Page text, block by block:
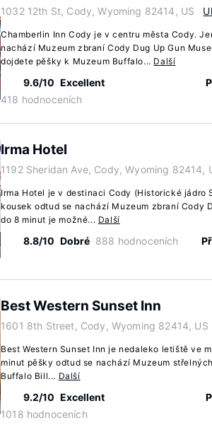
1032 12th St, Cody, Wyoming 82414, US
Chamberlin Inn Cody je v centru města Cody.
nachází Muzeum zbraní Cody Dug Up Gun
dojdete pěšky k Muzeum Buffalo... Další
9.6/10 Excellent
418 hodnoceních
Irma Hotel
1192 Sheridan Ave, Cody, Wyoming 82414,
Irma Hotel je v destinaci Cody (Historické jádro
kousek odtud se nachází Muzeum zbraní Cody
do 8 minut je možné... Další
8.8/10 Dobré 888 hodnoceních
Best Western Sunset Inn
1601 8th Street, Cody, Wyoming 82414, US
Best Western Sunset Inn je nedaleko letiště ve
minut pěšky odtud se nachází Muzeum
Buffalo Bill... Další
9.2/10 Excellent
1018 hodnoceních